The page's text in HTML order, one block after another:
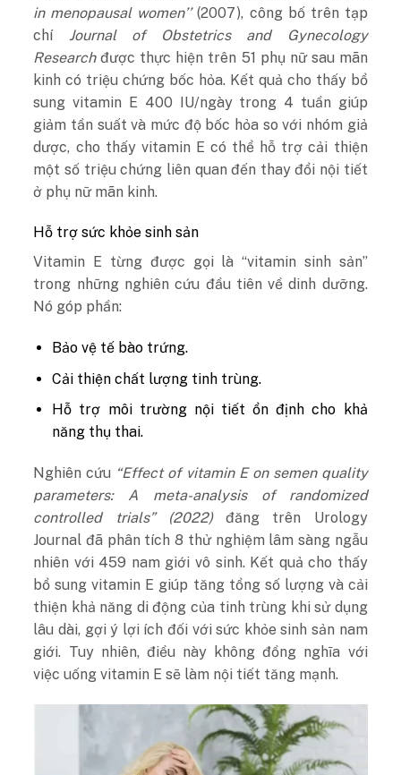
in menopausal women’’(2007), công bố trên tạp
chí Journal of Obstetrics and Gynecology
Researchđược thực hiện trên 51 phụ nữ sau mãn
kinh có triệu chứng bốc hỏa. Kết quả cho thấy bổ
sung vitamin E 400 IU/ngày trong 4 tuần giúp
giảm tần suất và mức độ bốc hỏa so với nhóm giả
dược, cho thấy vitamin E có thể hỗ trợ cải thiện
một số triệu chứng liên quan đến thay đổi nội tiết
ở phụ nữ mãn kinh.
Hỗ trợ sức khỏe sinh sản
Vitamin E từng được gọi là “vitamin sinh sản”
trong những nghiên cứu đầu tiên về dinh dưỡng.
Nó góp phần:
Bảo vệ tế bào trứng.
Cải thiện chất lượng tinh trùng.
Hỗ trợ môi trường nội tiết ổn định cho khả
năng thụ thai.
Nghiên cứu “Effect of vitamin E on semen quality
parameters: A meta-analysis of randomized
controlled trials” (2022)đăng trên Urology
Journal đã phân tích 8 thử nghiệm lâm sàng ngẫu
nhiên với 459 nam giới vô sinh. Kết quả cho thấy
bổ sung vitamin E giúp tăng tổng số lượng và cải
thiện khả năng di động của tinh trùng khi sử dụng
lâu dài, gợi ý lợi ích đối với sức khỏe sinh sản nam
giới. Tuy nhiên, điều này không đồng nghĩa với
việc uống vitamin E sẽ làm nội tiết tăng mạnh.